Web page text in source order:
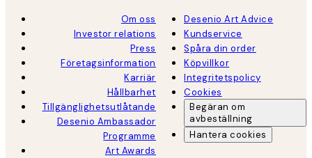
Om oss
Investor relations
Press
Företagsinformation
Karriär
Hållbarhet
Tillgänglighetsutlåtande
Desenio Ambassador
Programme
Art Awards
Desenio Art Advice
Kundservice
Spåra din order
Köpvillkor
Integritetspolicy
Cookies
Begäran om
avbeställning
Hantera cookies